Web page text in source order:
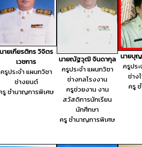
นายเกียรติกร วิจิตร
เวชการ
ครูประจำ แผนกวิชา
ช่างยนต์
รู ชำนาญการพิเศษ
นายณัฐวุฒิ จินดากุล
ครูประจำ แผนกวิชา
ช่างกลโรงงาน
ครูช่วยงาน งาน
สวัสดิการนักเรียน
นักศึกษา
ครู ชำนาญการพิเศษ
นายบุญ
ครูปร
ช่าง
ครู